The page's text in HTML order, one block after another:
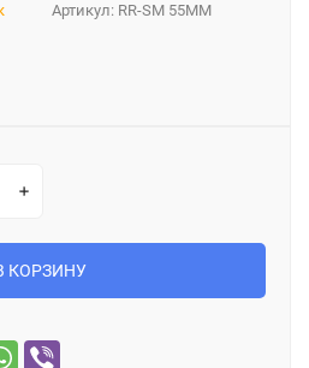
Артикул: RR-SM 55MM
КОРЗИНУ